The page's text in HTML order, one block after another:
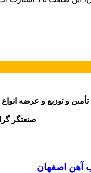
تأمین و توزیع و عرضه
صنعتگر
آهن اصفهان